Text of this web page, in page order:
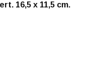
16,5 x 11,5 cm.